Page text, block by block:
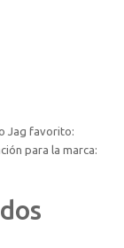
Jag favorito:
para la marca: